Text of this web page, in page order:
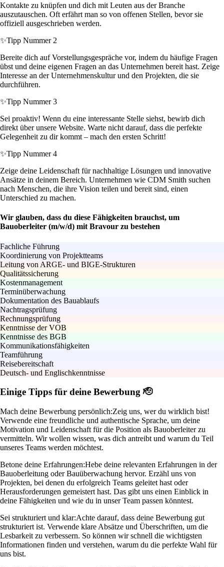
Kontakte zu knüpfen und dich mit Leuten aus der Branche
auszutauschen. Oft erfährt man so von offenen Stellen, bevor sie
offiziell ausgeschrieben werden.
✨Tipp Nummer 2
Bereite dich auf Vorstellungsgespräche vor, indem du häufige Fragen
übst und deine eigenen Fragen an das Unternehmen bereit hast. Zeige
Interesse an der Unternehmenskultur und den Projekten, die sie
durchführen.
✨Tipp Nummer 3
Sei proaktiv! Wenn du eine interessante Stelle siehst, bewirb dich
direkt über unsere Website. Warte nicht darauf, dass die perfekte
Gelegenheit zu dir kommt – mach den ersten Schritt!
✨Tipp Nummer 4
Zeige deine Leidenschaft für nachhaltige Lösungen und innovative
Ansätze in deinem Bereich. Unternehmen wie CDM Smith suchen
nach Menschen, die ihre Vision teilen und bereit sind, einen
Unterschied zu machen.
Wir glauben, dass du diese Fähigkeiten brauchst, um
Bauoberleiter (m/w/d) mit Bravour zu bestehen
Fachliche Führung
Koordinierung von Projektteams
Leitung von ARGE- und BIGE-Strukturen
Qualitätssicherung
Kostenmanagement
Terminüberwachung
Dokumentation des Bauablaufs
Nachtragsprüfung
Rechnungsprüfung
Kenntnisse der VOB
Kenntnisse des BGB
Kommunikationsfähigkeiten
Teamführung
Reisebereitschaft
Deutsch- und Englischkenntnisse
Einige Tipps für deine Bewerbung 🫡
Mach deine Bewerbung persönlich:Zeig uns, wer du wirklich bist!
Verwende eine freundliche und authentische Sprache, um deine
Motivation und Leidenschaft für die Position als Bauoberleiter zu
vermitteln. Wir wollen wissen, was dich antreibt und warum du Teil
unseres Teams werden möchtest.
Betone deine Erfahrungen:Hebe deine relevanten Erfahrungen in der
Bauoberleitung oder Bauüberwachung hervor. Erzähl uns von
Projekten, bei denen du erfolgreich Teams geleitet hast oder
Herausforderungen gemeistert hast. Das gibt uns einen Einblick in
deine Fähigkeiten und wie du in unser Team passen könntest.
Sei strukturiert und klar:Achte darauf, dass deine Bewerbung gut
strukturiert ist. Verwende klare Absätze und Überschriften, um die
Lesbarkeit zu verbessern. So können wir schnell die wichtigsten
Informationen finden und verstehen, warum du die perfekte Wahl für
uns bist.